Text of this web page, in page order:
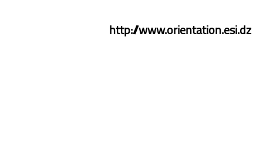
http://www.orientation.esi.dz